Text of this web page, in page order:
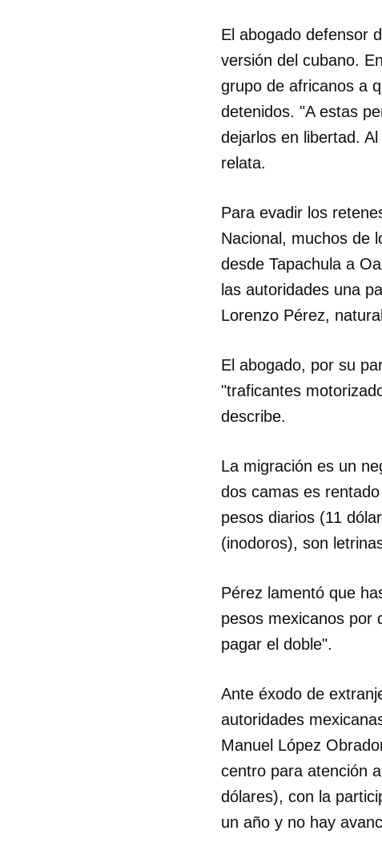
Para
cuenta
El abogado defensor
versión del cubano.
grupo de africanos a
detenidos. "A estas
dejarlos en libertad.
relata.
Para evadir los
Nacional, muchos de
desde Tapachula a
las autoridades una
Lorenzo Pérez,
El abogado, por su
"traficantes
describe.
La migración es un
dos camas es
pesos diarios (11
(inodoros), son
Pérez lamentó que
pesos mexicanos por
pagar el doble".
Ante éxodo de
autoridades
Manuel López
centro para atención
dólares), con la
un año y no hay